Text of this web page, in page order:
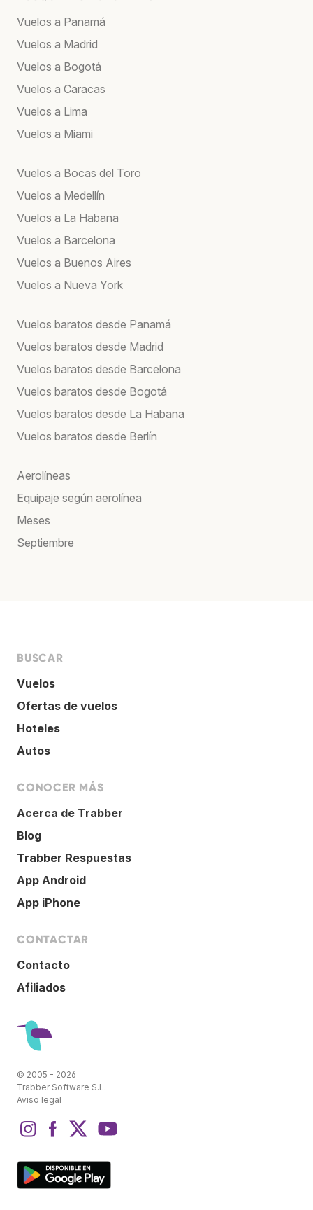
Vuelos a Panamá
Vuelos a Madrid
Vuelos a Bogotá
Vuelos a Caracas
Vuelos a Lima
Vuelos a Miami
Vuelos a Bocas del Toro
Vuelos a Medellín
Vuelos a La Habana
Vuelos a Barcelona
Vuelos a Buenos Aires
Vuelos a Nueva York
Vuelos baratos desde Panamá
Vuelos baratos desde Madrid
Vuelos baratos desde Barcelona
Vuelos baratos desde Bogotá
Vuelos baratos desde La Habana
Vuelos baratos desde Berlín
Aerolíneas
Equipaje según aerolínea
Meses
Septiembre
BUSCAR
Vuelos
Ofertas de vuelos
Hoteles
Autos
CONOCER MÁS
Acerca de Trabber
Blog
Trabber Respuestas
App Android
App iPhone
CONTACTAR
Contacto
Afiliados
© 2005 - 2026
Trabber Software S.L.
Aviso legal